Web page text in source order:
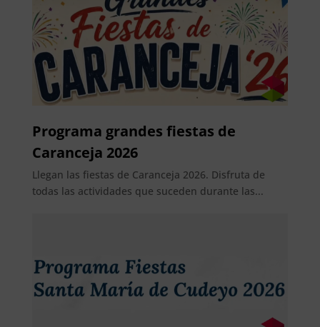
Programa grandes fiestas de
Caranceja 2026
Llegan las fiestas de Caranceja 2026. Disfruta de
todas las actividades que suceden durante las...